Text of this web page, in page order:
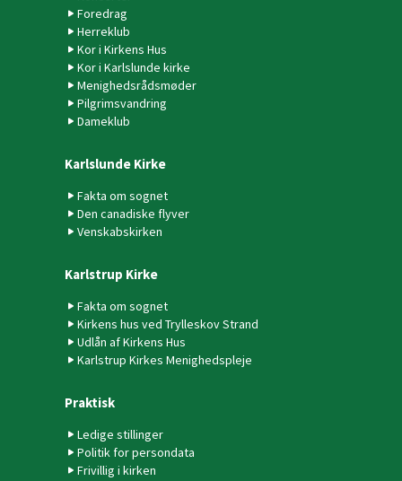
Foredrag
Herreklub
Kor i Kirkens Hus
Kor i Karlslunde kirke
Menighedsrådsmøder
Pilgrimsvandring
Dameklub
Karlslunde Kirke
Fakta om sognet
Den canadiske flyver
Venskabskirken
Karlstrup Kirke
Fakta om sognet
Kirkens hus ved Trylleskov Strand
Udlån af Kirkens Hus
Karlstrup Kirkes Menighedspleje
Praktisk
Ledige stillinger
Politik for persondata
Frivillig i kirken